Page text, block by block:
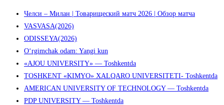
чтобы
поиска.
Челси – Милан | Товарищеский матч 2026 | Обзор матча
VASVASA(2026)
ODISSEYA(2026)
O‘rgimchak odam: Yangi kun
«AJOU UNIVERSITY» — Toshkentda
TOSHKENT «KIMYO» XALQARO UNIVERSITETI- Toshkentda
AMERICAN UNIVERSITY OF TECHNOLOGY — Toshkentda
PDP UNIVERSITY — Toshkentda